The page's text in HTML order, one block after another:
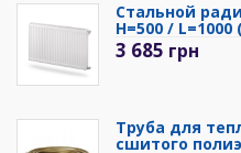
Стальной
H=500 / L=1000
3 685 грн
Труба для
сшитого